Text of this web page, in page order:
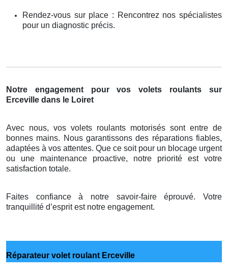
Rendez-vous sur place : Rencontrez nos spécialistes
pour un diagnostic précis.
Notre engagement pour vos volets roulants sur
Erceville dans le Loiret
Avec nous, vos volets roulants motorisés sont entre de
bonnes mains. Nous garantissons des réparations fiables,
adaptées à vos attentes. Que ce soit pour un blocage urgent
ou une maintenance proactive, notre priorité est votre
satisfaction totale.
Faites confiance à notre savoir-faire éprouvé. Votre
tranquillité d’esprit est notre engagement.
Réparateur volet roulant Erceville